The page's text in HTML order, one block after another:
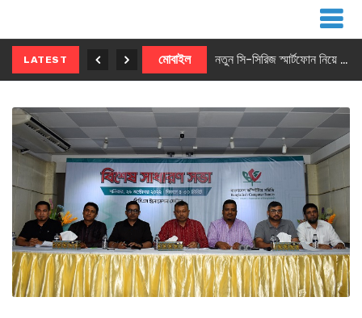
LATEST মোবাইল নতুন সি-সিরিজ স্মার্টফোন নিয়ে আসছে রিয়েলমি